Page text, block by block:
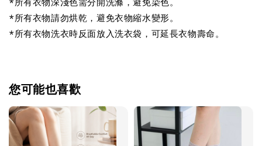
*所有衣物請勿烘乾，避免衣物縮水變形。
*所有衣物洗衣時反面放入洗衣袋，可延長衣物壽命。
您可能也喜歡